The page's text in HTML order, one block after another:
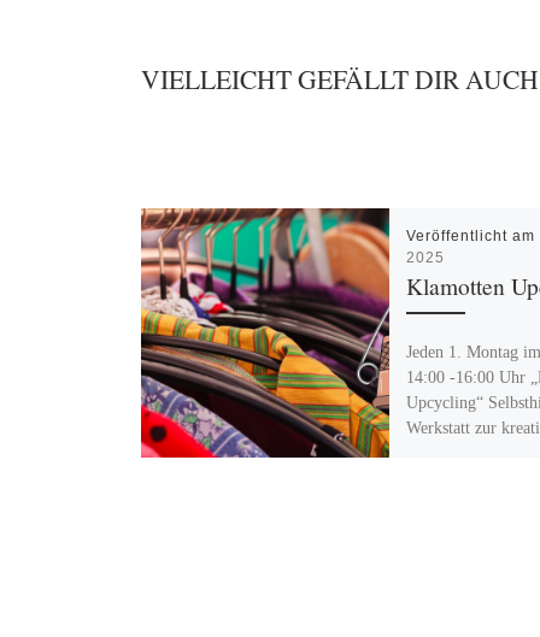
VIELLEICHT GEFÄLLT DIR AUCH
Veröffentlicht am
2025
Klamotten
Jeden 1. Montag
14:00 -16:00 Uhr
Upcycling“
Werkstatt zur